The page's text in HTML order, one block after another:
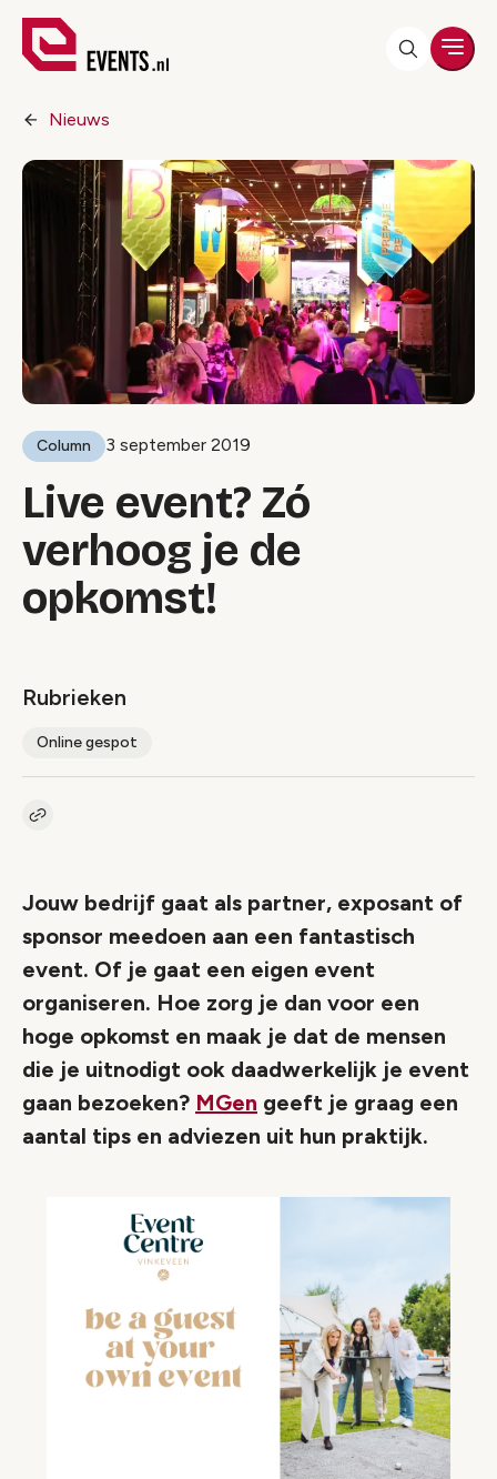
Nieuws
Column 3 september 2019
Live event? Zó
verhoog je de
opkomst!
Rubrieken
Online gespot
Kopieer link naar artikel
Jouw bedrijf gaat als partner, exposant of
sponsor meedoen aan een fantastisch
event. Of je gaat een eigen event
organiseren. Hoe zorg je dan voor een
hoge opkomst en maak je dat de mensen
die je uitnodigt ook daadwerkelijk je event
gaan bezoeken? MGen geeft je graag een
aantal tips en adviezen uit hun praktijk.